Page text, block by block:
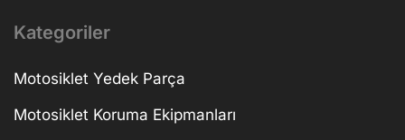
Kategoriler
Motosiklet Yedek Parça
Motosiklet Koruma Ekipmanları